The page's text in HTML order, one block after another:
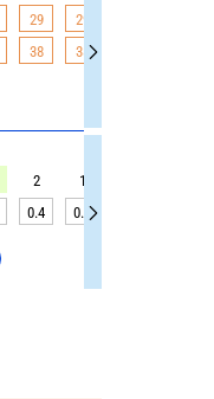
29 29
38 38
2 1
0.4 0.3